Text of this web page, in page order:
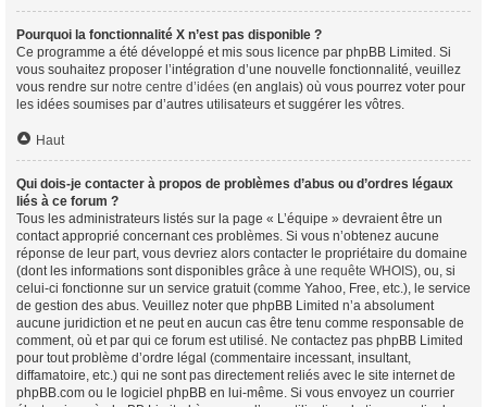
Pourquoi la fonctionnalité X n’est pas disponible ?
Ce programme a été développé et mis sous licence par phpBB Limited. Si
vous souhaitez proposer l’intégration d’une nouvelle fonctionnalité, veuillez
vous rendre sur notre centre d’idées (en anglais) où vous pourrez voter pour
les idées soumises par d’autres utilisateurs et suggérer les vôtres.
Haut
Qui dois-je contacter à propos de problèmes d’abus ou d’ordres légaux
liés à ce forum ?
Tous les administrateurs listés sur la page « L’équipe » devraient être un
contact approprié concernant ces problèmes. Si vous n’obtenez aucune
réponse de leur part, vous devriez alors contacter le propriétaire du domaine
(dont les informations sont disponibles grâce à une requête WHOIS), ou, si
celui-ci fonctionne sur un service gratuit (comme Yahoo, Free, etc.), le service
de gestion des abus. Veuillez noter que phpBB Limited n’a absolument
aucune juridiction et ne peut en aucun cas être tenu comme responsable de
comment, où et par qui ce forum est utilisé. Ne contactez pas phpBB Limited
pour tout problème d’ordre légal (commentaire incessant, insultant,
diffamatoire, etc.) qui ne sont pas directement reliés avec le site internet de
phpBB.com ou le logiciel phpBB en lui-même. Si vous envoyez un courrier